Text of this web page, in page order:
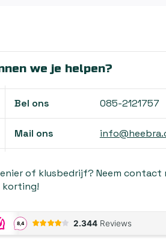
we je helpen?
Bel ons 085-2121757
Mail ons
of klusbedrijf? Neem contact
korting!